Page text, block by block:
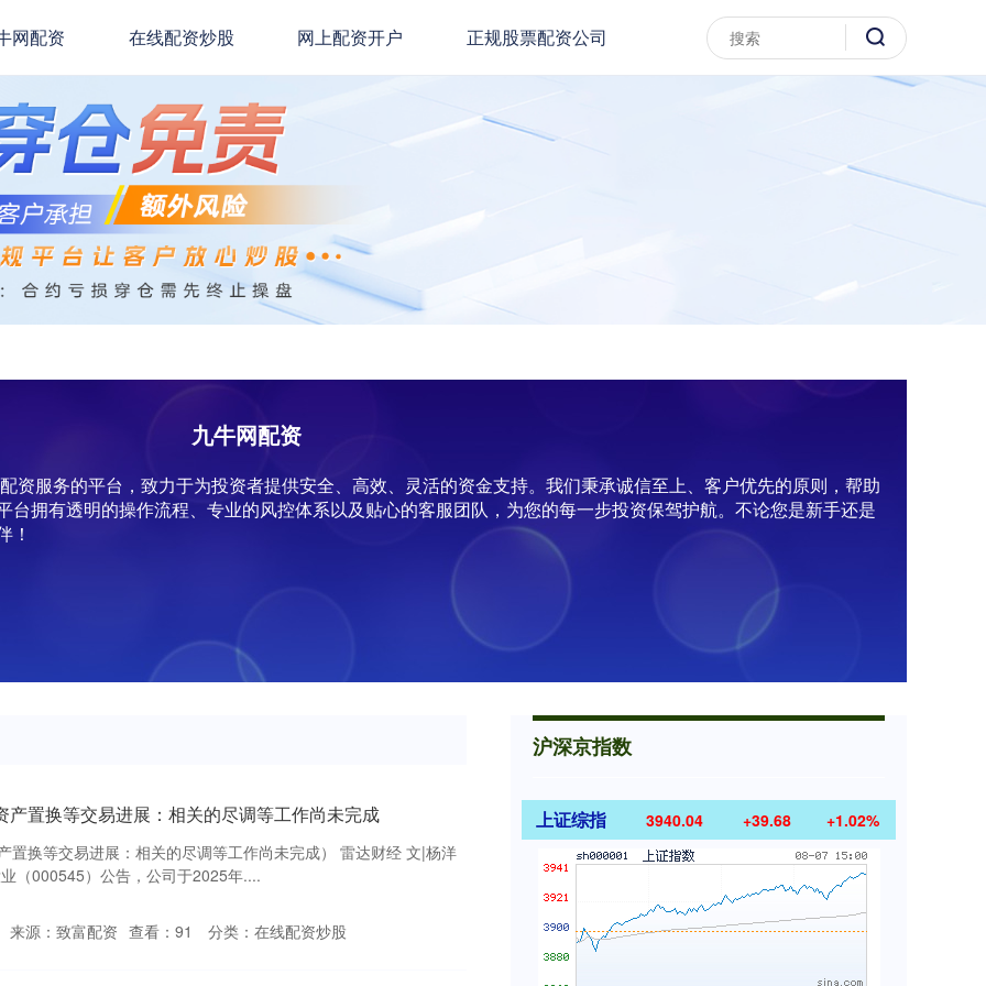
网配资 在线配资炒股 网上配资开户 正规股票配资公司
九牛网配资
资服务的平台，致力于为投资者提供安全、高效、灵活的资金支持。我们秉承诚信至上、客户优先的原则，帮助
拥有透明的操作流程、专业的风控体系以及贴心的客服团队，为您的每一步投资保驾护航。不论您是新手还是
！
产置换等交易进展：相关的尽调等工作尚未完成
置换等交易进展：相关的尽调等工作尚未完成） 雷达财经 文|杨洋
（000545）公告，公司于2025年....
来源：致富配资 查看： 91 分类： 在线配资炒股
沪深京指数
上证综指 3940.04 +39.68 +1.02%